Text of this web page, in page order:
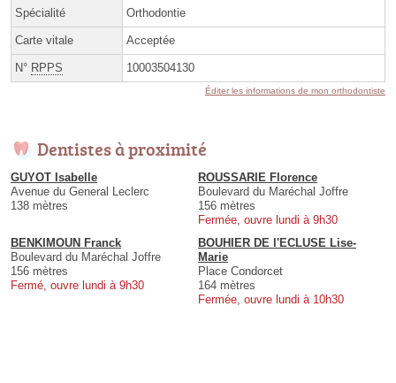
Spécialité Orthodontie
Carte vitale Acceptée
N° RPPS 10003504130
Éditer les informations de mon orthodontiste
Dentistes à proximité
GUYOT Isabelle
Avenue du General Leclerc
138 mètres
ROUSSARIE Florence
Boulevard du Maréchal Joffre
156 mètres
Fermée, ouvre lundi à 9h30
BENKIMOUN Franck
Boulevard du Maréchal Joffre
156 mètres
Fermé, ouvre lundi à 9h30
BOUHIER DE l'ECLUSE Lise-
Marie
Place Condorcet
164 mètres
Fermée, ouvre lundi à 10h30